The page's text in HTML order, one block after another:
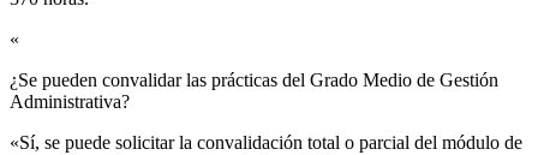
«
¿Se pueden convalidar las prácticas del Grado Medio de Gestión
Administrativa?​
«Sí, se puede solicitar la convalidación total o parcial del módulo de